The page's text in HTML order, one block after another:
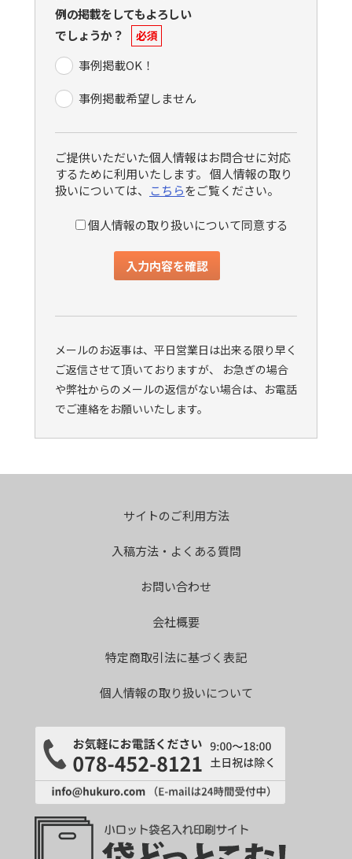
例の掲載をしてもよろしい
でしょうか？
必須
事例掲載OK！
事例掲載希望しません
ご提供いただいた個人情報はお問合せに対応
するために利用いたします。 個人情報の取り
扱いについては、 こちらをご覧ください。
個人情報の取り扱いについて同意する
メールのお返事は、平日営業日は出来る限り早く
ご返信させて頂いておりますが、 お急ぎの場合
や弊社からのメールの返信がない場合は、お電話
でご連絡をお願いいたします。
サイトのご利用方法
入稿方法・よくある質問
お問い合わせ
会社概要
特定商取引法に基づく表記
個人情報の取り扱いについて